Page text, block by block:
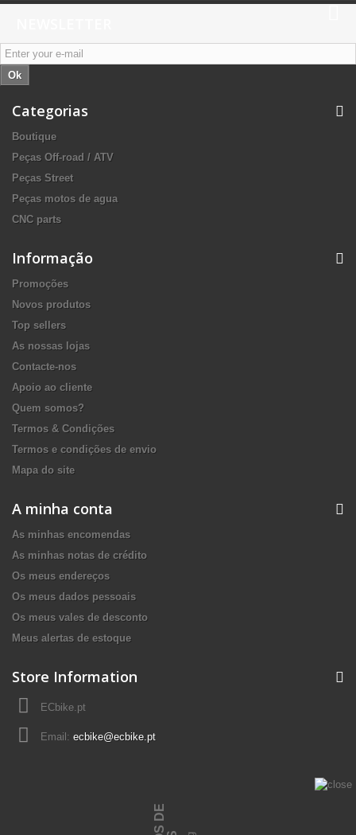
Ok
Categorias
Boutique
Peças Off-road / ATV
Peças Street
Peças motos de agua
CNC parts
Informação
Promoções
Novos produtos
Top sellers
As nossas lojas
Contacte-nos
Apoio ao cliente
Quem somos?
Termos & Condições
Termos e condições de envio
Mapa do site
A minha conta
As minhas encomendas
As minhas notas de crédito
Os meus endereços
Os meus dados pessoais
Os meus vales de desconto
Meus alertas de estoque
Store Information
ECbike.pt
Email: ecbike@ecbike.pt